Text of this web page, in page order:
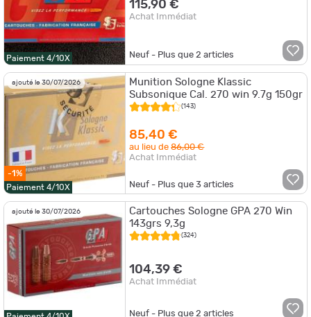
Paiement 4/10X
115,90 €
Achat Immédiat
Neuf - Plus que2 articles
ajouté le 30/07/2026
-1%
Paiement 4/10X
Munition Sologne Klassic
Subsonique Cal. 270 win 9.7g 150gr
(143)
85,40 €
au lieu de86,00 €
Achat Immédiat
Neuf - Plus que3 articles
ajouté le 30/07/2026
Cartouches Sologne GPA 270 Win
143grs 9,3g
(324)
104,39 €
Achat Immédiat
Neuf - Plus que2 articles